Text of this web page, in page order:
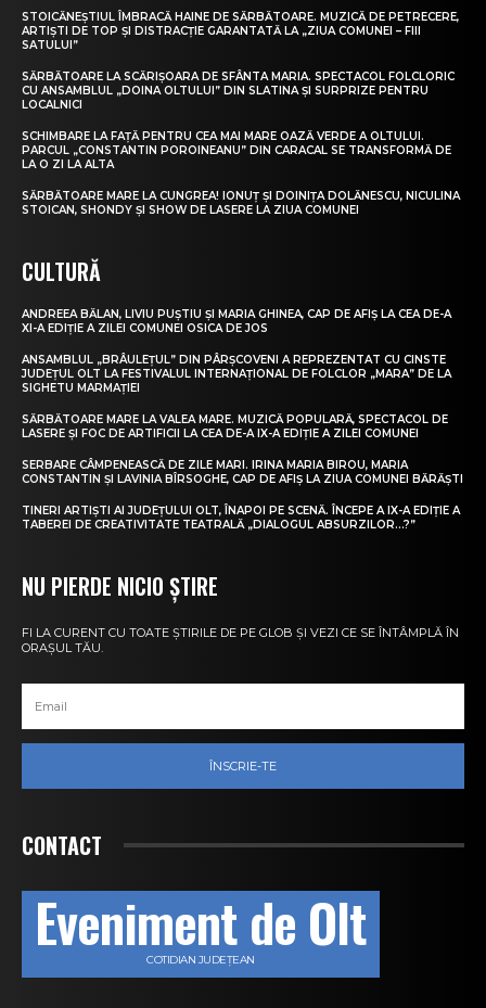
STOICĂNEȘTIUL ÎMBRACĂ HAINE DE SĂRBĂTOARE. MUZICĂ DE PETRECERE,
ARTIȘTI DE TOP ȘI DISTRACȚIE GARANTATĂ LA „ZIUA COMUNEI – FIII
SATULUI”
SĂRBĂTOARE LA SCĂRIȘOARA DE SFÂNTA MARIA. SPECTACOL FOLCLORIC
CU ANSAMBLUL „DOINA OLTULUI” DIN SLATINA ȘI SURPRIZE PENTRU
LOCALNICI
SCHIMBARE LA FAȚĂ PENTRU CEA MAI MARE OAZĂ VERDE A OLTULUI.
PARCUL „CONSTANTIN POROINEANU” DIN CARACAL SE TRANSFORMĂ DE
LA O ZI LA ALTA
SĂRBĂTOARE MARE LA CUNGREA! IONUȚ ȘI DOINIȚA DOLĂNESCU, NICULINA
STOICAN, SHONDY ȘI SHOW DE LASERE LA ZIUA COMUNEI
CULTURĂ
ANDREEA BĂLAN, LIVIU PUȘTIU ȘI MARIA GHINEA, CAP DE AFIȘ LA CEA DE-A
XI-A EDIȚIE A ZILEI COMUNEI OSICA DE JOS
ANSAMBLUL „BRÂULEȚUL” DIN PÂRȘCOVENI A REPREZENTAT CU CINSTE
JUDEȚUL OLT LA FESTIVALUL INTERNAȚIONAL DE FOLCLOR „MARA” DE LA
SIGHETU MARMAȚIEI
SĂRBĂTOARE MARE LA VALEA MARE. MUZICĂ POPULARĂ, SPECTACOL DE
LASERE ȘI FOC DE ARTIFICII LA CEA DE-A IX-A EDIȚIE A ZILEI COMUNEI
SERBARE CÂMPENEASCĂ DE ZILE MARI. IRINA MARIA BIROU, MARIA
CONSTANTIN ȘI LAVINIA BÎRSOGHE, CAP DE AFIȘ LA ZIUA COMUNEI BĂRĂȘTI
TINERI ARTIȘTI AI JUDEȚULUI OLT, ÎNAPOI PE SCENĂ. ÎNCEPE A IX-A EDIȚIE A
TABEREI DE CREATIVITATE TEATRALĂ „DIALOGUL ABSURZILOR…?”
NU PIERDE NICIO ȘTIRE
FI LA CURENT CU TOATE ȘTIRILE DE PE GLOB ȘI VEZI CE SE ÎNTÂMPLĂ ÎN
ORAȘUL TĂU.
ÎNSCRIE-TE
CONTACT
Eveniment de Olt
COTIDIAN JUDEȚEAN